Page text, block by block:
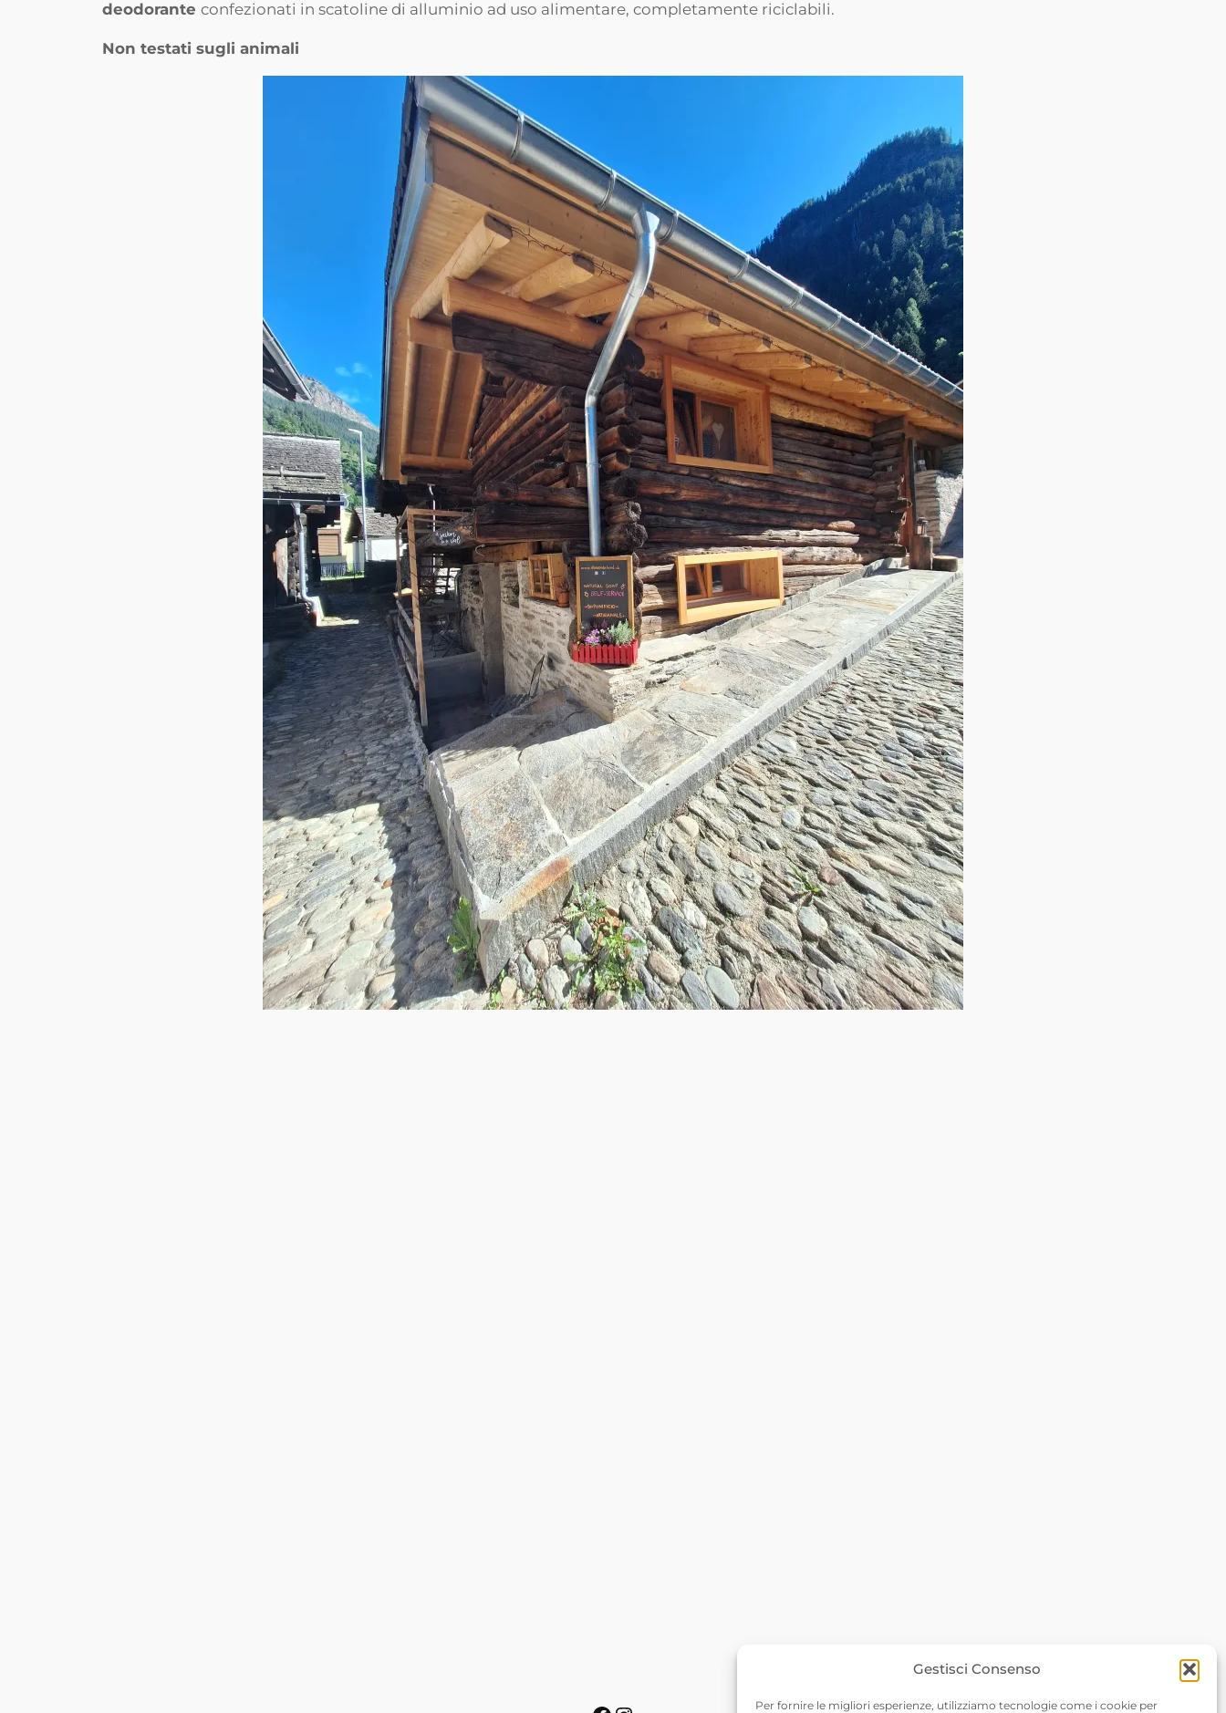
Gestisci Consenso
Per fornire le migliori esperienze, utilizziamo tecnologie come i cookie per
deodorante confezionati in scatoline di alluminio ad uso alimentare, completamente riciclabili.
Non testati sugli animali